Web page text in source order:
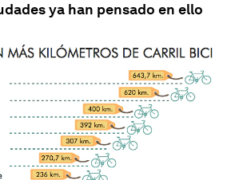
ya han pensado en ello